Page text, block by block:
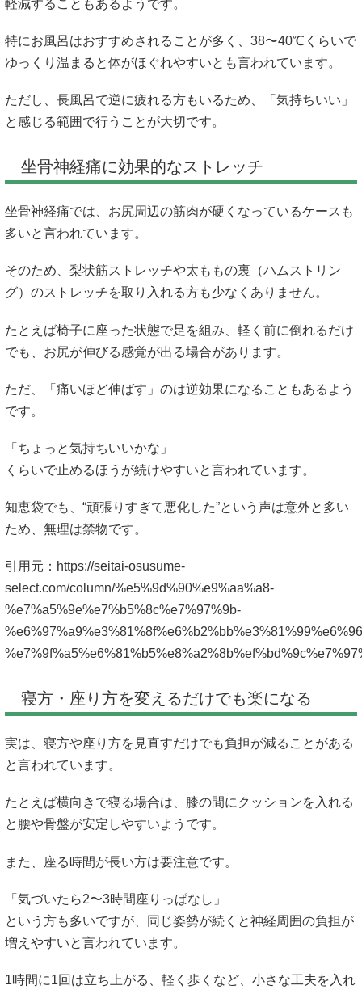
軽減することもあるようです。
特にお風呂はおすすめされることが多く、38〜40℃くらいで
ゆっくり温まると体がほぐれやすいとも言われています。
ただし、長風呂で逆に疲れる方もいるため、「気持ちいい」
と感じる範囲で行うことが大切です。
坐骨神経痛に効果的なストレッチ
坐骨神経痛では、お尻周辺の筋肉が硬くなっているケースも
多いと言われています。
そのため、梨状筋ストレッチや太ももの裏（ハムストリン
グ）のストレッチを取り入れる方も少なくありません。
たとえば椅子に座った状態で足を組み、軽く前に倒れるだけ
でも、お尻が伸びる感覚が出る場合があります。
ただ、「痛いほど伸ばす」のは逆効果になることもあるよう
です。
「ちょっと気持ちいいかな」
くらいで止めるほうが続けやすいと言われています。
知恵袋でも、“頑張りすぎて悪化した”という声は意外と多い
ため、無理は禁物です。
引用元： https://seitai-osusume-
select.com/column/%e5%9d%90%e9%aa%a8-
%e7%a5%9e%e7%b5%8c%e7%97%9b-
寝方・座り方を変えるだけでも楽になる
実は、寝方や座り方を見直すだけでも負担が減ることがある
と言われています。
たとえば横向きで寝る場合は、膝の間にクッションを入れる
と腰や骨盤が安定しやすいようです。
また、座る時間が長い方は要注意です。
「気づいたら2〜3時間座りっぱなし」
という方も多いですが、同じ姿勢が続くと神経周囲の負担が
増えやすいと言われています。
1時間に1回は立ち上がる、軽く歩くなど、小さな工夫を入れ